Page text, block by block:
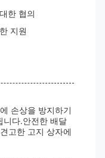
한 협의
지원
손상을 방지하기
니다.안전한 배달
고한 고지 상자에